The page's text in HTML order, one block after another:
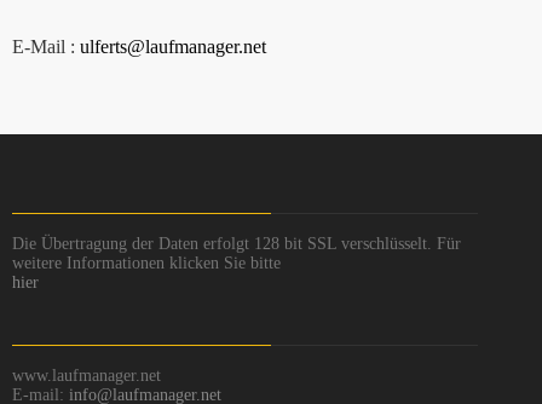
E-Mail : ulferts@laufmanager.net
Die Übertragung der Daten erfolgt 128 bit SSL verschlüsselt. Für
weitere Informationen klicken Sie bitte
hier
www.laufmanager.net
E-mail: info@laufmanager.net